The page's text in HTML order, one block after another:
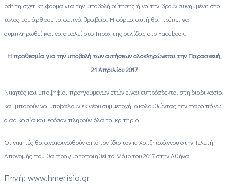
pdf τη σχετική φόρμα για την υποβολή αίτησης ή να την βρούν συνημμένη στο
τέλος του άρθρου τα φετινά βραβεία. Η φόρμα αυτή θα πρέπει να
συμπληρωθεί και να σταλεί στο Inbox της σελίδας στο Facebook.
Η προθεσμία για την υποβολή των αιτήσεων ολοκληρώνεται την Παρασκευή,
21 Απριλίου 2017.
Νικητές και υποψήφιοι προηγούμενων ετών είναι ευπρόσδεκτοι στη διαδικασία
και μπορούν να υποβάλουν εκ νέου συμμετοχή, ακολουθώντας την παραπάνω
διαδικασία και εφόσον πληρούν όλα τα κριτήρια.
Οι νικητές θα ανακοινωθούν από τον ίδιο τον κ. Χατζηιωάννου στην Τελετή
Απονομής που θα πραγματοποιηθεί το Μάιο του 2017 στην Αθήνα.
Πηγή: www.hmerisia.gr